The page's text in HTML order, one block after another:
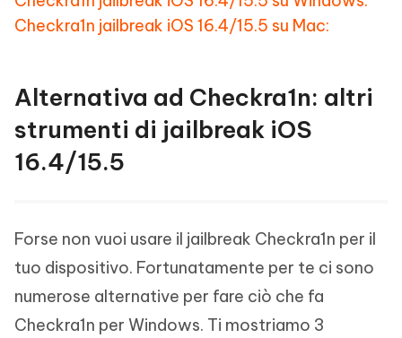
Checkra1n jailbreak iOS 16.4/15.5 su Mac:
Alternativa ad Checkra1n: altri
strumenti di jailbreak iOS
16.4/15.5
Forse non vuoi usare il jailbreak Checkra1n per il
tuo dispositivo. Fortunatamente per te ci sono
numerose alternative per fare ciò che fa
Checkra1n per Windows. Ti mostriamo 3